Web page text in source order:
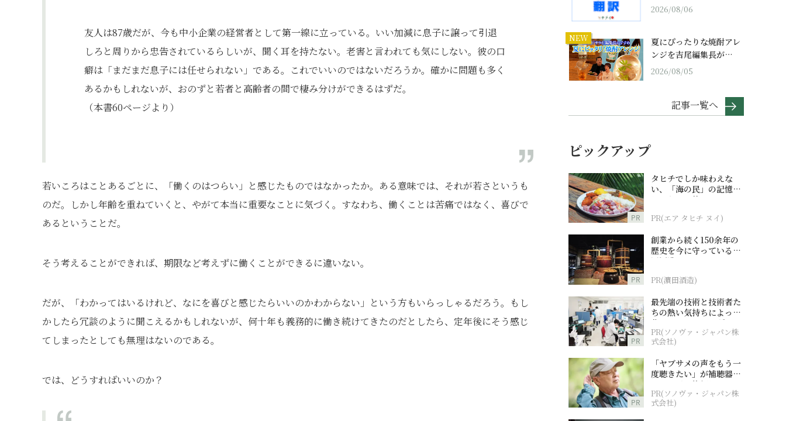
友人は87歳だが、今も中小企業の経営者として第一線に立っている。いい加減に息子に譲って引退
しろと周りから忠告されているらしいが、聞く耳を持たない。老害と言われても気にしない。彼の口
癖は「まだまだ息子には任せられない」である。これでいいのではないだろうか。確かに問題も多く
あるかもしれないが、おのずと若者と高齢者の間で棲み分けができるはずだ。
（本書60ページより）
若いころはことあるごとに、「働くのはつらい」と感じたものではなかったか。ある意味では、それが若さというも
のだ。しかし年齢を重ねていくと、やがて本当に重要なことに気づく。すなわち、働くことは苦痛ではなく、喜びで
あるということだ。
そう考えることができれば、期限など考えずに働くことができるに違いない。
だが、「わかってはいるけれど、なにを喜びと感じたらいいのかわからない」という方もいらっしゃるだろう。もし
かしたら冗談のように聞こえるかもしれないが、何十年も義務的に働き続けてきたのだとしたら、定年後にそう感じ
てしまったとしても無理はないのである。
では、どうすればいいのか？
2026/08/06
NEW
夏にぴったりな焼酎アレ
ンジを吉尾編集長が…
2026/08/05
記事一覧へ
ピックアップ
PR
タヒチでしか味わえな
い、「海の民」の記憶へ
とつながる旅
PR(エア タヒチ ヌイ)
PR
創業から続く150余年の
歴史を今に守っている濵
田酒造
PR(濵田酒造)
PR
最先端の技術と技術者た
ちの熱い気持ちによって
作られているオーダーメ
イド補聴器
PR(ソノヴァ・ジャパン株
式会社)
PR
「ヤブサメの声をもう一
度聴きたい」が補聴器チ
ャレンジの後押しに
PR(ソノヴァ・ジャパン株
式会社)